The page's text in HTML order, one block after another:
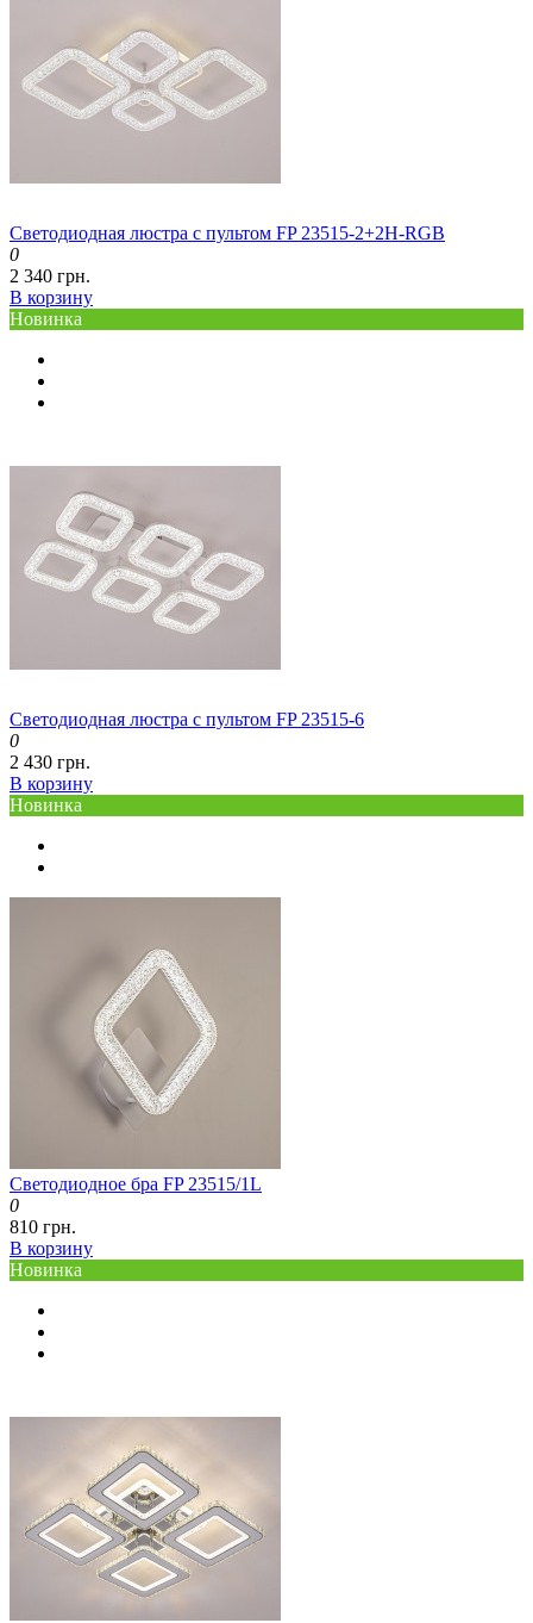
Светодиодная люстра с пультом FP 23515-2+2H-RGB
0
2 340 грн.
В корзину
Новинка
Светодиодная люстра с пультом FP 23515-6
0
2 430 грн.
В корзину
Новинка
Светодиодное бра FP 23515/1L
0
810 грн.
В корзину
Новинка